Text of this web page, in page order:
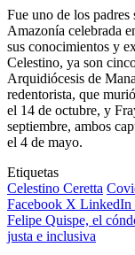
Fue uno de los
Amazonía celebrada
sus conocimientos y
Celestino, ya son
Arquidiócesis de
redentorista, que
el 14 de octubre, y
septiembre, ambos
el 4 de mayo.
Etiquetas
Celestino Ceretta
Facebook X LinkedIn
Felipe Quispe, el
justa e inclusiva